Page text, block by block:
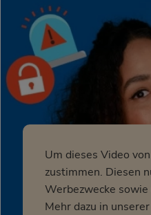
Um dieses Video
zustimmen. Diesen
Werbezwecke sowie
Mehr dazu in unserer